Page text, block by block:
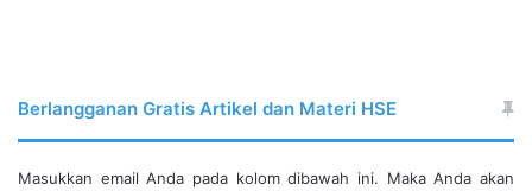
Berlangganan Gratis Artikel dan Materi HSE
Masukkan email Anda pada kolom dibawah ini. Maka Anda akan